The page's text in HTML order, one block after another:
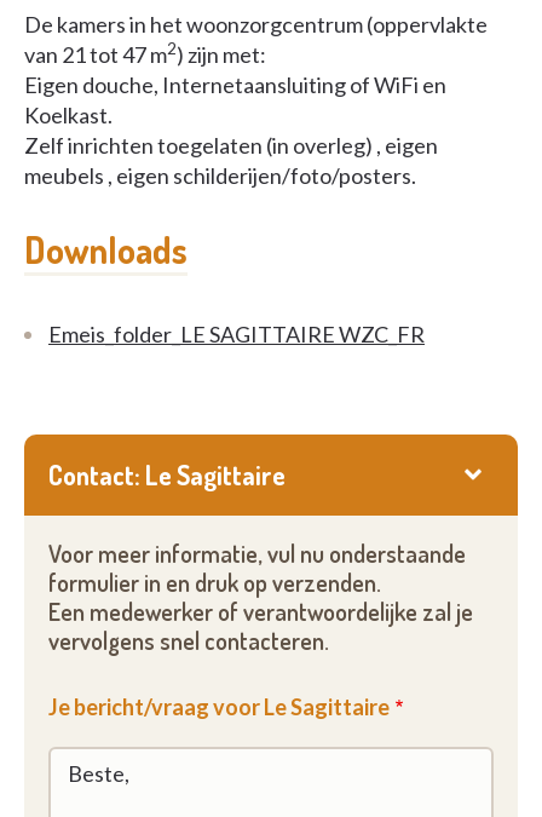
De kamers in het woonzorgcentrum (oppervlakte
van 21 tot 47 m2) zijn met:
Eigen douche, Internetaansluiting of WiFi en
Koelkast.
Zelf inrichten toegelaten (in overleg) , eigen
meubels , eigen schilderijen/foto/posters.
Downloads
Emeis_folder_LE SAGITTAIRE WZC_FR
Contact: Le Sagittaire
Voor meer informatie, vul nu onderstaande
formulier in en druk op verzenden.
Een medewerker of verantwoordelijke zal je
vervolgens snel contacteren.
Je bericht/vraag voor Le Sagittaire